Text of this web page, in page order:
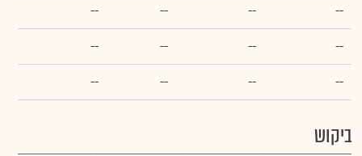
--
--
--
--
--
--
--
--
--
--
--
--
ביקוש